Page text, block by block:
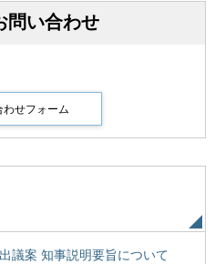
問い合わせ
議案 知事説明要旨について